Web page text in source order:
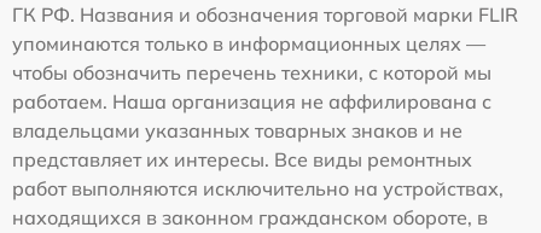
ГК РФ. Названия и обозначения торговой марки FLIR
упоминаются только в информационных целях —
чтобы обозначить перечень техники, с которой мы
работаем. Наша организация не аффилирована с
владельцами указанных товарных знаков и не
представляет их интересы. Все виды ремонтных
работ выполняются исключительно на устройствах,
находящихся в законном гражданском обороте, в